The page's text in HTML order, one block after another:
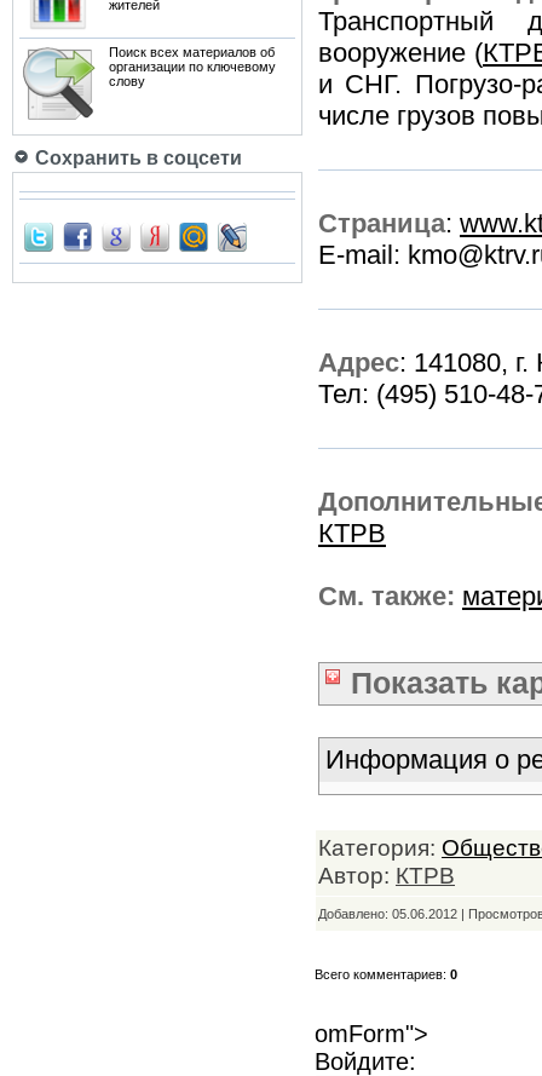
жителей
Поиск всех материалов об
организации по ключевому
слову
Сохранить в соцсети
Транспортный
вооружение (
и СНГ. Погрузо-
числе грузов
Страница:
E-mail:
Адрес: 141080,
Тел: (495) 510-
КТРВ
См. также:
Показать
Информация о
Категория:
Автор: КТРВ
Добавлено: 05.06.2012 |
Всего комментариев: 0
omForm">
Войдите: